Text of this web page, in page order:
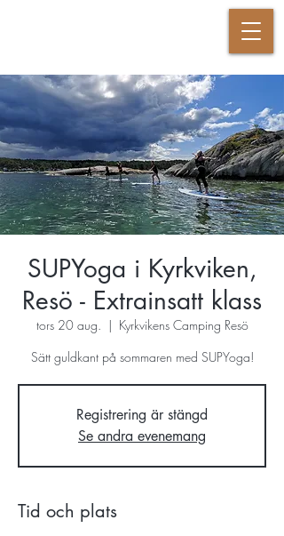
SUPYoga i Kyrkviken,
Resö - Extrainsatt klass
tors 20 aug.
  |
Kyrkvikens Camping Resö
Sätt guldkant på sommaren med SUPYoga!
Registrering är stängd
Se andra evenemang
Tid och plats